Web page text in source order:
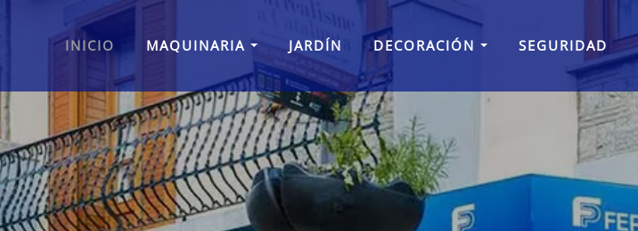
INICIO MAQUINARIA JARDÍN DECORACIÓN SEGURIDAD